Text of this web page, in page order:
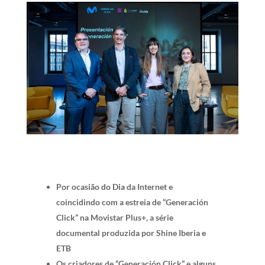
Por ocasião do Dia da Internet e
coincidindo com a estreia de “Generación
Click” na Movistar Plus+, a série
documental produzida por Shine Iberia e
ETB